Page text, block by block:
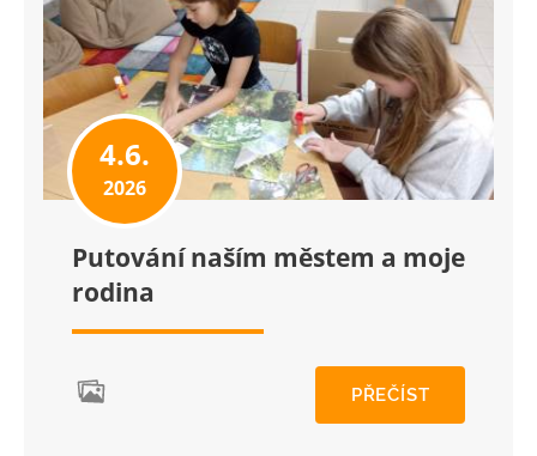
4.6.
2026
Putování naším městem a moje
rodina
PŘEČÍST